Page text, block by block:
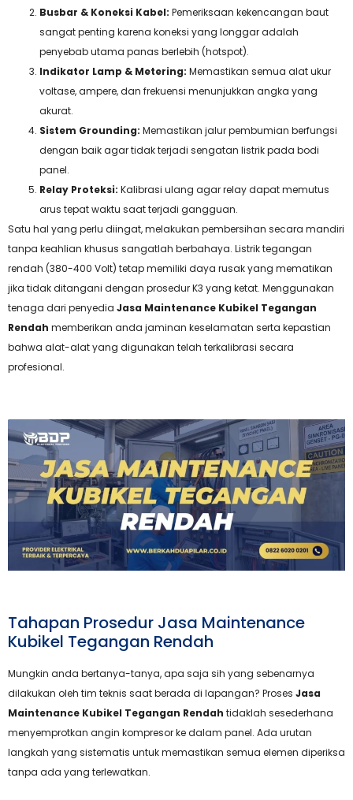
Busbar & Koneksi Kabel: Pemeriksaan kekencangan baut
sangat penting karena koneksi yang longgar adalah
penyebab utama panas berlebih (hotspot).
Indikator Lamp & Metering: Memastikan semua alat ukur
voltase, ampere, dan frekuensi menunjukkan angka yang
akurat.
Sistem Grounding: Memastikan jalur pembumian berfungsi
dengan baik agar tidak terjadi sengatan listrik pada bodi
panel.
Relay Proteksi: Kalibrasi ulang agar relay dapat memutus
arus tepat waktu saat terjadi gangguan.
Satu hal yang perlu diingat, melakukan pembersihan secara mandiri
tanpa keahlian khusus sangatlah berbahaya. Listrik tegangan
rendah (380-400 Volt) tetap memiliki daya rusak yang mematikan
jika tidak ditangani dengan prosedur K3 yang ketat. Menggunakan
tenaga dari penyedia Jasa Maintenance Kubikel Tegangan
Rendah memberikan anda jaminan keselamatan serta kepastian
bahwa alat-alat yang digunakan telah terkalibrasi secara
profesional.
Tahapan Prosedur Jasa Maintenance
Kubikel Tegangan Rendah
Mungkin anda bertanya-tanya, apa saja sih yang sebenarnya
dilakukan oleh tim teknis saat berada di lapangan? Proses Jasa
Maintenance Kubikel Tegangan Rendah tidaklah sesederhana
menyemprotkan angin kompresor ke dalam panel. Ada urutan
langkah yang sistematis untuk memastikan semua elemen diperiksa
tanpa ada yang terlewatkan.